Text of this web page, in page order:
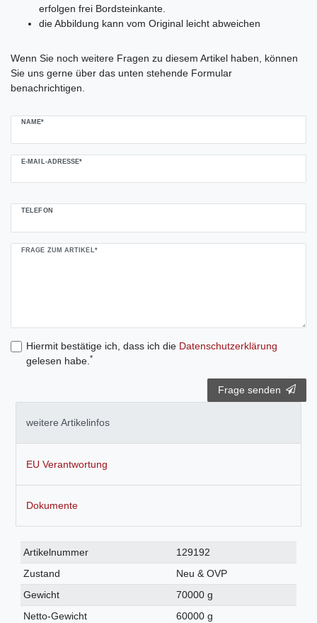
erfolgen frei Bordsteinkante.
die Abbildung kann vom Original leicht abweichen
Wenn Sie noch weitere Fragen zu diesem Artikel haben, können
Sie uns gerne über das unten stehende Formular
benachrichtigen.
NAME*
E-MAIL-ADRESSE*
TELEFON
FRAGE ZUM ARTIKEL*
Hiermit bestätige ich, dass ich die Daten­schutz­erklärung
gelesen habe. *
Frage senden
weitere Artikelinfos
EU Verantwortung
Dokumente
Technisches
Merkmal
Wert
Artikelnummer
129192
Zustand
Neu & OVP
Gewicht
70000 g
Netto-Gewicht
60000 g